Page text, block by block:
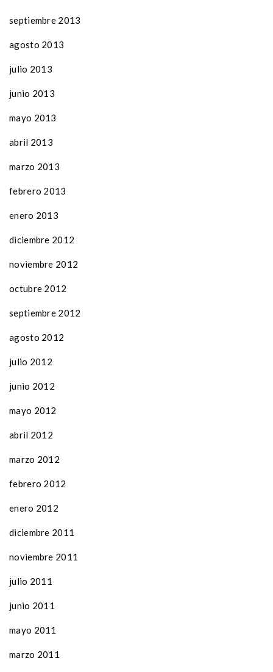
septiembre 2013
agosto 2013
julio 2013
junio 2013
mayo 2013
abril 2013
marzo 2013
febrero 2013
enero 2013
diciembre 2012
noviembre 2012
octubre 2012
septiembre 2012
agosto 2012
julio 2012
junio 2012
mayo 2012
abril 2012
marzo 2012
febrero 2012
enero 2012
diciembre 2011
noviembre 2011
julio 2011
junio 2011
mayo 2011
marzo 2011